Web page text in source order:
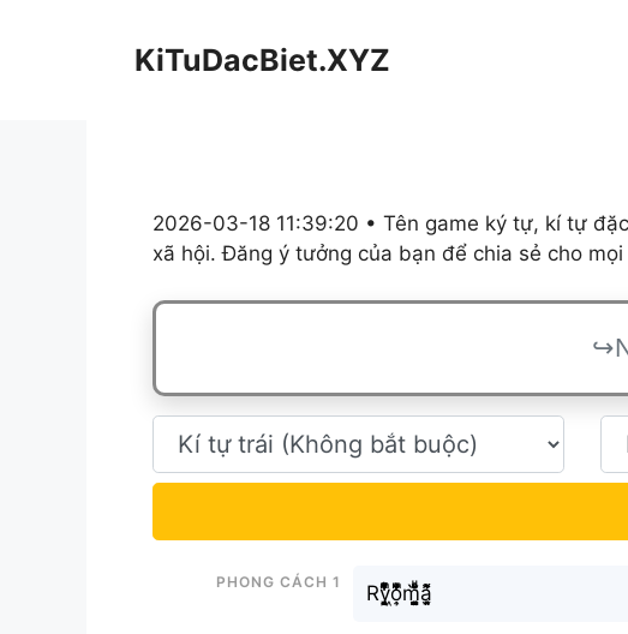
KiTuDacBiet.XYZ
2026-03-18 11:39:20 • Tên game ký tự, kí tự
xã hội. Đăng ý tưởng của bạn để chia sẻ cho
Phong cách 1
Ry͉̝͖̻̯ͮ̒̂ͮ͋ͫͨo͎̜̓̇ͫ̉͊ͨ͊m̘͈̺̪͓ͩ͂̾ͪ̀̋a̘̫͈̭͌͛͌̇̇̍